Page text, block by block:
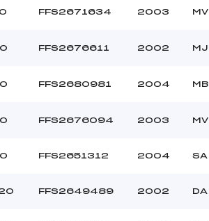
FFS2671634 2003 MV
FFS2676611 2002 MJ
FFS2680981 2004 MB
FFS2676094 2003 MV
FFS2651312 2004 SA
FFS2649489 2002 DA